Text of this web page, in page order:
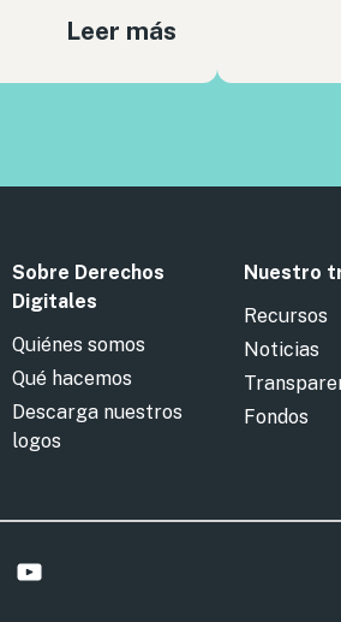
Leer más
Sobre Derechos
Digitales
Quiénes somos
Qué hacemos
Descarga nuestros
logos
Nuestro
Recursos
Noticias
Fondos